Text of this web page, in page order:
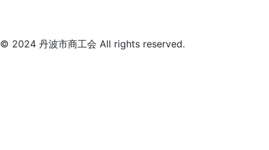
© 2024 丹波市商工会 All rights reserved.